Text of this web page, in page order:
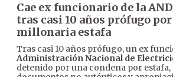
Cae ex funcionario de la
tras casi 10 años prófugo por
millonaria estafa
Tras casi 10 años prófugo, un ex
Administración Nacional de
detenido por una condena por